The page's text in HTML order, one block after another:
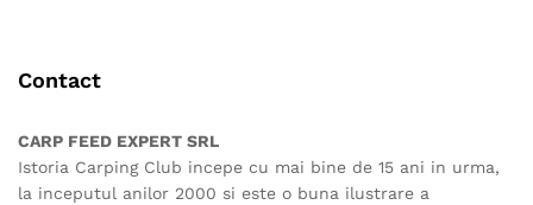
fi
în
pagina
produsului.
pagina
produsului.
Contact
CARP FEED EXPERT SRL
Istoria Carping Club incepe cu mai bine de 15 ani in urma,
la inceputul anilor 2000 si este o buna ilustrare a